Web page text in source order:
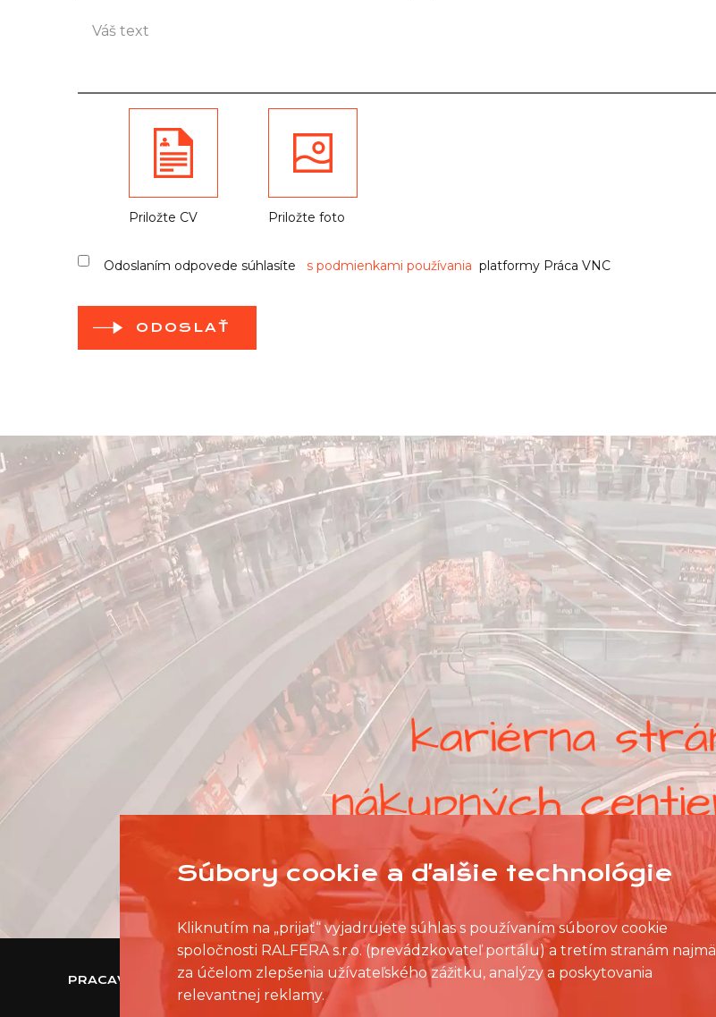
Priložte CV Priložte foto
Odoslaním odpovede súhlasíte s podmienkami používania platformy Práca VNC
ODOSLAŤ
PRACAVNAKUPNOMCENTRE.SK ZOZNAM PREDAJNÍ ZOZNAM NC
OCHRANA OSOBNÝCH ÚDAJOV
Súbory cookie a ďalšie technológie
Kliknutím na „prijať“ vyjadrujete súhlas s používaním súborov cookie
spoločnosti RALFERA s.r.o. (prevádzkovateľ portálu) a tretím stranám najmä
za účelom zlepšenia užívateľského zážitku, analýzy a poskytovania
relevantnej reklamy.